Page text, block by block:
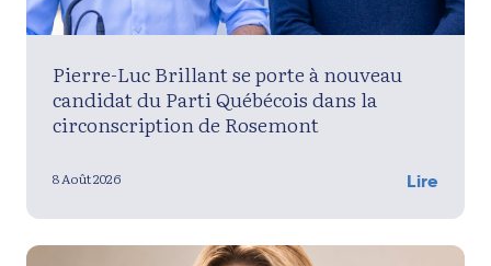
Pierre-Luc Brillant se porte à nouveau
candidat du Parti Québécois dans la
circonscription de Rosemont
8 Août 2026 Lire